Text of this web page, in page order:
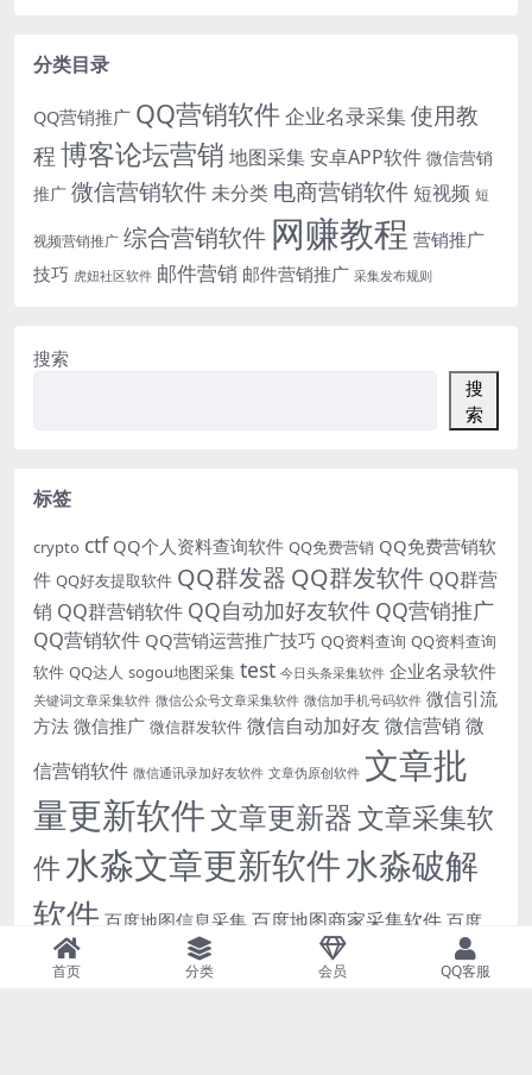
分类目录
QQ营销推广 QQ营销软件企业名录采集使用教
程博客论坛营销 地图采集安卓APP软件 微信营销
推广 微信营销软件未分类 电商营销软件短视频 短
视频营销推广 综合营销软件 网赚教程 营销推广
技巧 虎妞社区软件 邮件营销 邮件营销推广 采集发布规则
搜索
搜
索
标签
crypto ctf QQ个人资料查询软件 QQ免费营销 QQ免费营销软
件 QQ好友提取软件 QQ群发器 QQ群发软件 QQ群营
销 QQ群营销软件 QQ自动加好友软件 QQ营销推广
QQ营销软件 QQ营销运营推广技巧 QQ资料查询 QQ资料查询
软件 QQ达人 sogou地图采集 test 今日头条采集软件 企业名录软件
关键词文章采集软件 微信公众号文章采集软件 微信加手机号码软件 微信引流
方法 微信推广 微信群发软件 微信自动加好友 微信营销 微
信营销软件 微信通讯录加好友软件 文章伪原创软件 文章批
量更新软件文章更新器文章采集软
件水淼文章更新软件水淼破解
软件 百度地图信息采集 百度地图商家采集软件 百度
网页采集软件 站群文章更新软件 腾讯地图
首页 分类 会员 QQ客服